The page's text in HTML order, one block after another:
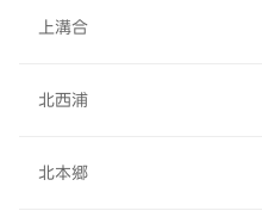
上溝合
北西浦
北本郷